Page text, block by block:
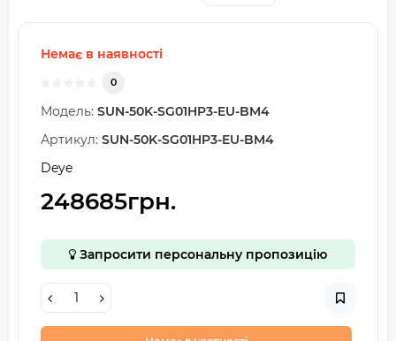
Немає в наявності
0
Модель: SUN-50K-SG01HP3-EU-BM4
Артикул: SUN-50K-SG01HP3-EU-BM4
Deye
248685грн.
Запросити персональну пропозицію